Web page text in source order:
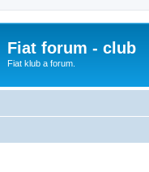
Fiat forum - club
Fiat klub a forum.